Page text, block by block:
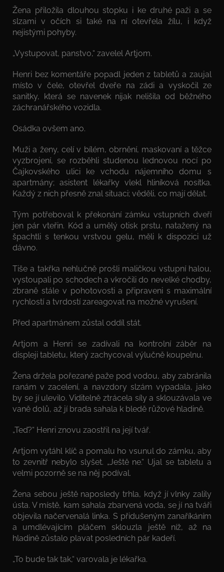
Žena přiložila dlouhou stopku i ke druhé paži a se
slzami v očích si také na ní otevřela žílu, i když
nejistými pohyby.
„Vystupovat, panstvo,“ zavelel Artjom.
Henri bez komentáře popadl jeden z tabletů a zaujal
místo v čele, otevřel dveře na zádi a vyskočil ze
sanitky, která se navenek nijak nelišila od běžného
záchranářského vozidla.
Osádka ovšem ano.
Muži a ženy, celí v bílém, obrnění, maskovaní a těžce
vyzbrojení, se rozběhli studenou lednovou nocí po
Čajkovského ulici ke vchodu nájemního domu s
apartmány; asistent lékařky vlekl hliníková nosítka.
Každý z nich přesně znal situaci; věděli, co mají dělat.
Tým potřeboval k překonání zámku vstupních dveří
jen pár vteřin. Kód a umělý otisk prstu, natažený na
špachtli s tenkou vrstvou gelu, měli k dispozici už
dávno.
Tiše a takřka nehlučně prošli maličkou vstupní halou,
vystoupali po schodech a vkročili do nevelké chodby,
zbraně stále v pohotovosti a připraveni s maximální
rychlostí a tvrdostí zareagovat na možné vyrušení.
Před apartmánem zůstal oddíl stát.
Artjom a Henri se zadívali na kontrolní záběr na
displeji tabletu, který zachycoval výlučně koupelnu.
Žena držela pořezané paže pod vodou, aby zabránila
ranám v zacelení, a navzdory slzám vypadala, jako
by se jí ulevilo. Viditelně ztrácela síly a sklouzávala ve
vaně dolů, až jí brada sahala k bledě růžové hladině.
„Teď?“ Henri znovu zaostřil na její tvář.
Artjom vytáhl klíč a pomalu ho vsunul do zámku, aby
to zevnitř nebylo slyšet. „Ještě ne.“ Ujal se tabletu a
velmi pozorně se na něj podíval.
Žena sebou ještě naposledy trhla, když jí vlnky zalily
ústa. V místě, kam sahala zbarvená voda, se jí na tváři
objevila načervenalá linka. S přidušeným zanaříkáním
a umdlévajícím pláčem sklouzla ještě níž, až na
hladině zůstalo plavat posledních pár kadeří.
„To bude tak tak,“ varovala je lékařka.